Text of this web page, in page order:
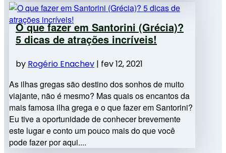
O que fazer em Santorini (Grécia)?
5 dicas de atrações incríveis!
by Rogério Enachev | fev 12, 2021
As ilhas gregas são destino dos sonhos de muito
viajante, não é mesmo? Mas quais os encantos da
mais famosa ilha grega e o que fazer em Santorini?
Eu tive a oportunidade de conhecer brevemente
este lugar e conto um pouco mais do que você
pode fazer por aqui....